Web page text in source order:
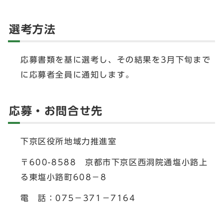
選考方法
応募書類を基に選考し、その結果を3月下旬まで
に応募者全員に通知します。
応募・お問合せ先
下京区役所地域力推進室
〒600-8588 京都市下京区西洞院通塩小路上
る東塩小路町608－8
電 話：075－371－7164